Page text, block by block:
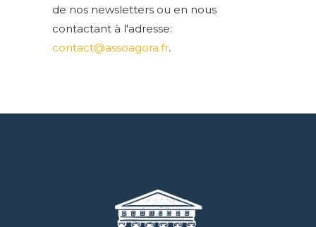
de nos newsletters ou en nous
contactant à l'adresse:
contact@assoagora.fr.